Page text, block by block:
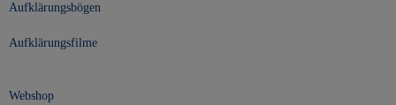
Aufklärungsbögen
Aufklärungsfilme
Webshop